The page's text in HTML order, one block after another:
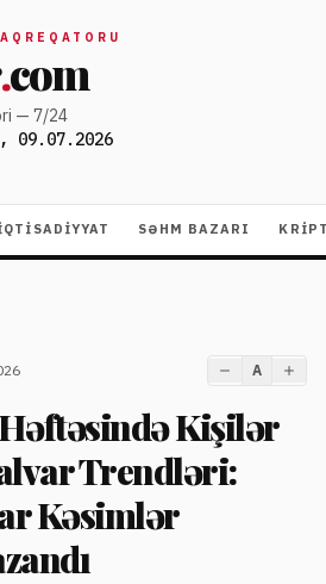
.com
— 7/24
09.07.2026
SƏHM BAZARI
A
Kişilər
Trendləri:
Kəsimlər